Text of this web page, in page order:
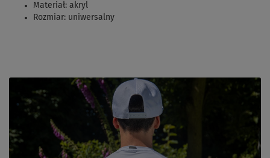
Materiał: akryl
Rozmiar: uniwersalny